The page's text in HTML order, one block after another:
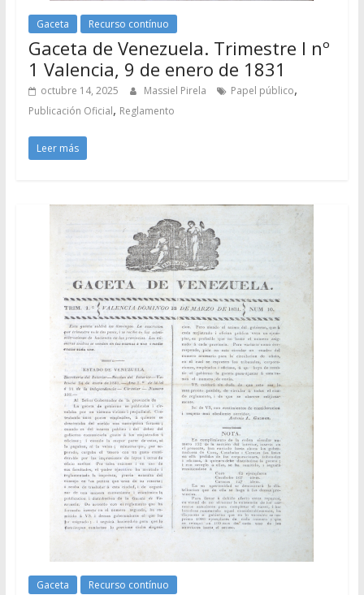
Gaceta Recurso contínuo
Gaceta de Venezuela. Trimestre I nº
1 Valencia, 9 de enero de 1831
octubre 14, 2025 Massiel Pirela Papel público,
Publicación Oficial, Reglamento
Leer más
Gaceta Recurso contínuo